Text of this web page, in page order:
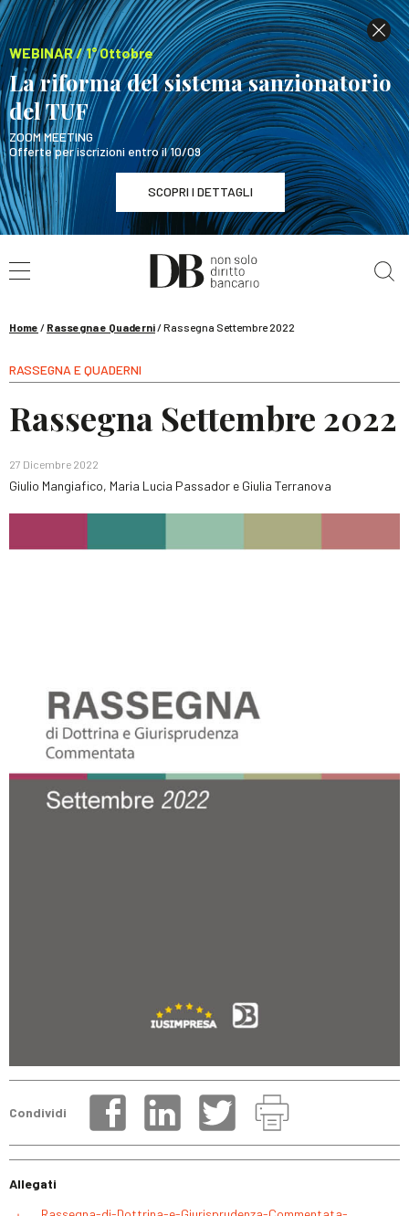
WEBINAR / 1° Ottobre
La riforma del sistema sanzionatorio
del TUF
ZOOM MEETING
Offerte per iscrizioni entro il 10/09
SCOPRI I DETTAGLI
WEBINAR / 1° Ottobre
La riforma del sistema sanzionatorio del TUF
Home / Rassegna e Quaderni/Rassegna Settembre 2022
RASSEGNA E QUADERNI
Rassegna Settembre 2022
27 Dicembre 2022
Giulio Mangiafico, Maria Lucia Passador e Giulia Terranova
Condividi
Allegati